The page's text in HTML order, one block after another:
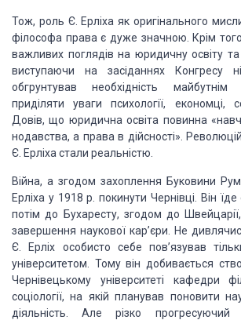
Тож, роль Є. Ерліха як оригінального
фі­лософа права є дуже значною. Крім
важливих поглядів на юридичну освіту та
виступаючи на засі­даннях Конгресу
обгрунтував необхідність
приділяти уваги психології, економці,
Довів, що юридична освіта повинна
нодавства, а права в дійсності».
Є. Ерліха стали реальністю.
Війна, а згодом захоплення Буковини
Ер­ліха у 1918 р. покинути Чернівці.
Він
потім до Бухаресту, згодом до
завершення на­укової кар’єри. Не
Є. Ерліх особисто себе пов’язував
університетом. Тому він добивається
Чернівецькому університеті кафедри
соціології, на якій планував поновити
діяльність.
Але різко прогресуючий